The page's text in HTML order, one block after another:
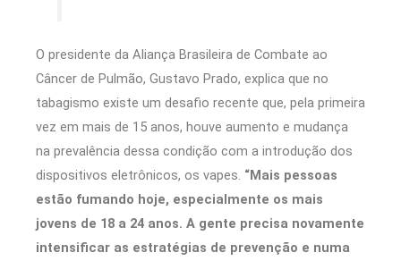
O presidente da Aliança Brasileira de Combate ao
Câncer de Pulmão, Gustavo Prado, explica que no
tabagismo existe um desafio recente que, pela primeira
vez em mais de 15 anos, houve aumento e mudança
na prevalência dessa condição com a introdução dos
dispositivos eletrônicos, os vapes. “Mais pessoas
estão fumando hoje, especialmente os mais
jovens de 18 a 24 anos. A gente precisa novamente
intensificar as estratégias de prevenção e numa